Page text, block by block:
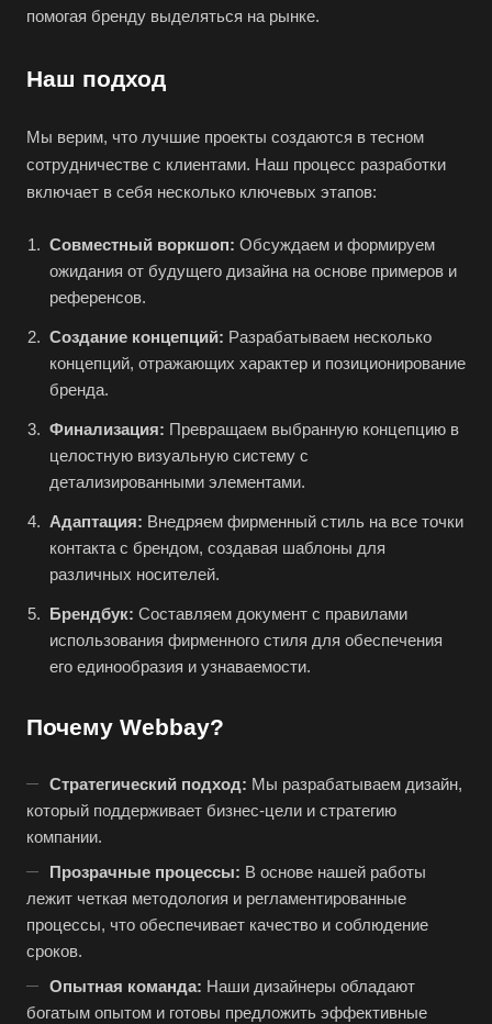
помогая бренду выделяться на рынке.
Наш подход
Мы верим, что лучшие проекты создаются в тесном
сотрудничестве с клиентами. Наш процесс разработки
включает в себя несколько ключевых этапов:
Совместный воркшоп: Обсуждаем и формируем
ожидания от будущего дизайна на основе примеров и
референсов.
Создание концепций: Разрабатываем несколько
концепций, отражающих характер и позиционирование
бренда.
Финализация: Превращаем выбранную концепцию в
целостную визуальную систему с
детализированными элементами.
Адаптация: Внедряем фирменный стиль на все точки
контакта с брендом, создавая шаблоны для
различных носителей.
Брендбук: Составляем документ с правилами
использования фирменного стиля для обеспечения
его единообразия и узнаваемости.
Почему Webbay?
Стратегический подход: Мы разрабатываем дизайн,
который поддерживает бизнес-цели и стратегию
компании.
Прозрачные процессы: В основе нашей работы
лежит четкая методология и регламентированные
процессы, что обеспечивает качество и соблюдение
сроков.
Опытная команда: Наши дизайнеры обладают
богатым опытом и готовы предложить эффективные